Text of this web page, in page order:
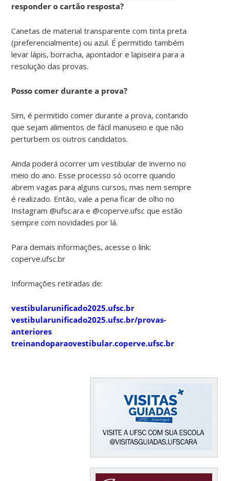
responder o cartão resposta?
Canetas de material transparente com tinta preta
(preferencialmente) ou azul. É permitido também
levar lápis, borracha, apontador e lapiseira para a
resolução das provas.
Posso comer durante a prova?
Sim, é permitido comer durante a prova, contando
que sejam alimentos de fácil manuseio e que não
perturbem os outros candidatos.
Ainda poderá ocorrer um vestibular de inverno no
meio do ano. Esse processo só ocorre quando
abrem vagas para alguns cursos, mas nem sempre
é realizado. Então, vale a pena ficar de olho no
Instagram @ufsc.ara e @coperve.ufsc que estão
sempre com novidades por lá.
Para demais informações, acesse o link:
coperve.ufsc.br
Informações retiradas de:
vestibularunificado2025.ufsc.br
vestibularunificado2025.ufsc.br/provas-
anteriores
treinandoparaovestibular.coperve.ufsc.br